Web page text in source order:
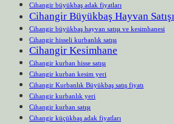
Cihangir büyükbaş adak fiyatları
Cihangir Büyükbaş Hayvan Satışı
Cihangir büyükbaş hayvan satışı ve kesimhanesi
Cihangir hisseli kurbanlık satışı
Cihangir Kesimhane
Cihangir kurban hisse satışı
Cihangir kurban kesim yeri
Cihangir Kurbanlık Büyükbaş satış fiyatı
Cihangir kurbanlık yeri
Cihangir kurban satışı
Cihangir küçükbaş adak fiyatları